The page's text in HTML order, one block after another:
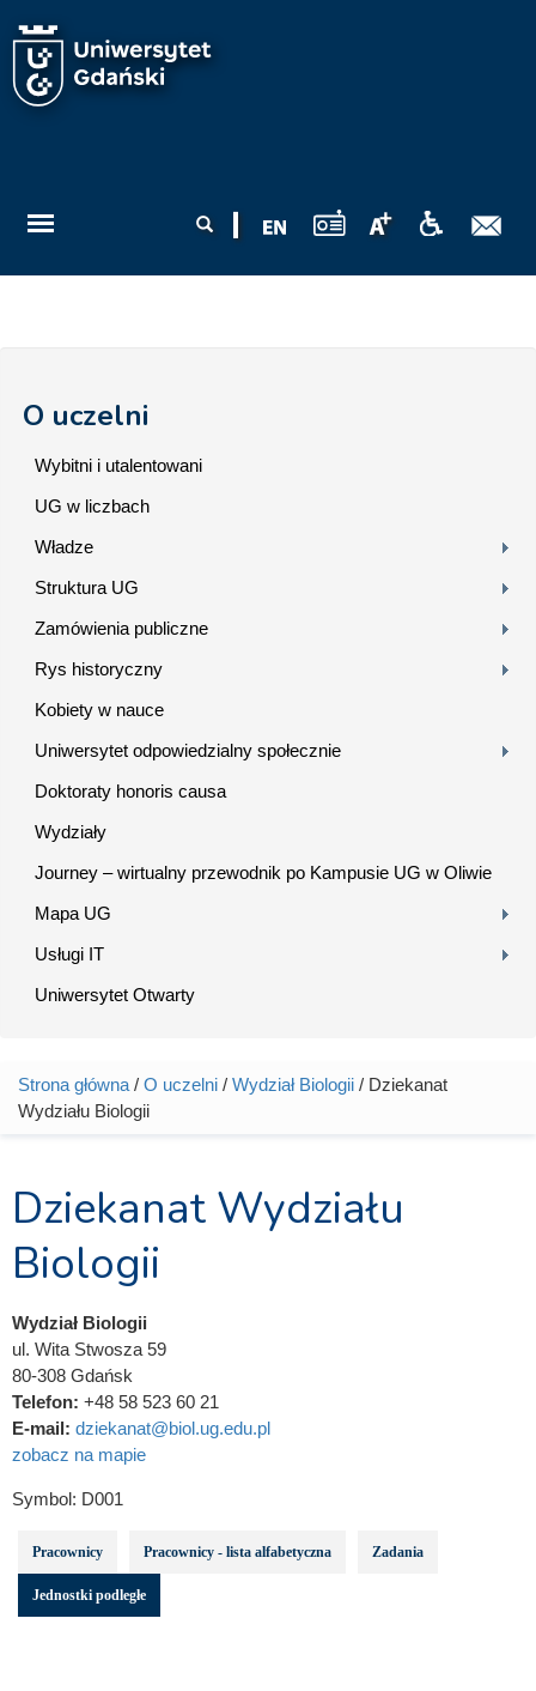
wyszukiwania
O uczelni
Wybitni i utalentowani
UG w liczbach
Władze
Struktura UG
Zamówienia publiczne
Rys historyczny
Kobiety w nauce
Uniwersytet odpowiedzialny społecznie
Doktoraty honoris causa
Wydziały
Journey – wirtualny przewodnik po Kampusie UG w Oliwie
Mapa UG
Usługi IT
Uniwersytet Otwarty
Jesteś tutaj
Strona główna / O uczelni / Wydział Biologii / Dziekanat
Wydziału Biologii
Dziekanat Wydziału
Biologii
Wydział Biologii
ul. Wita Stwosza 59
80-308 Gdańsk
Telefon: +48 58 523 60 21
E-mail: dziekanat@biol.ug.edu.pl
zobacz na mapie
Symbol: D001
Pracownicy Pracownicy - lista alfabetyczna Zadania
Jednostki podległe